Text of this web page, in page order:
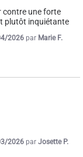
contre une forte
plutôt inquiétante
2026 par Marie F.
2026 par Josette P.